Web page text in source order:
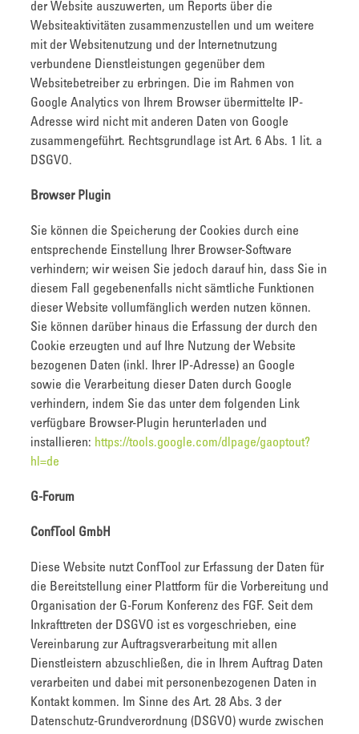
der Website auszuwerten, um Reports über die
Websiteaktivitäten zusammenzustellen und um weitere
mit der Websitenutzung und der Internetnutzung
verbundene Dienstleistungen gegenüber dem
Websitebetreiber zu erbringen. Die im Rahmen von
Google Analytics von Ihrem Browser übermittelte IP-
Adresse wird nicht mit anderen Daten von Google
zusammengeführt. Rechtsgrundlage ist Art. 6 Abs. 1 lit. a
DSGVO.
Browser Plugin
Sie können die Speicherung der Cookies durch eine
entsprechende Einstellung Ihrer Browser-Software
verhindern; wir weisen Sie jedoch darauf hin, dass Sie in
diesem Fall gegebenenfalls nicht sämtliche Funktionen
dieser Website vollumfänglich werden nutzen können.
Sie können darüber hinaus die Erfassung der durch den
Cookie erzeugten und auf Ihre Nutzung der Website
bezogenen Daten (inkl. Ihrer IP-Adresse) an Google
sowie die Verarbeitung dieser Daten durch Google
verhindern, indem Sie das unter dem folgenden Link
verfügbare Browser-Plugin herunterladen und
installieren: https://tools.google.com/dlpage/gaoptout?
hl=de
G-Forum
ConfTool GmbH
Diese Website nutzt ConfTool zur Erfassung der Daten für
die Bereitstellung einer Plattform für die Vorbereitung und
Organisation der G-Forum Konferenz des FGF. Seit dem
Inkrafttreten der DSGVO ist es vorgeschrieben, eine
Vereinbarung zur Auftragsverarbeitung mit allen
Dienstleistern abzuschließen, die in Ihrem Auftrag Daten
verarbeiten und dabei mit personenbezogenen Daten in
Kontakt kommen. Im Sinne des Art. 28 Abs. 3 der
Datenschutz-Grundverordnung (DSGVO) wurde zwischen